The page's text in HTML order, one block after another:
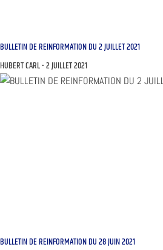
BULLETIN DE REINFORMATION DU 2 JUILLET 2021
HUBERT CARL 2 JUILLET 2021
BULLETIN DE REINFORMATION DU 28 JUIN 2021